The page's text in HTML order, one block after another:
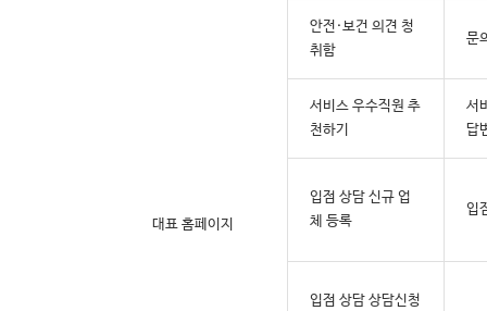
대표 홈페이지
안전·보건 의견 청
취함
문
서비스 우수직원 추
천하기
서
답
입점 상담 신규 업
체 등록
입
입점 상담 상담신청